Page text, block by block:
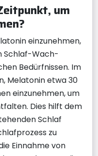
um
einzunehmen,
Schlaf-Wach-
Bedürfnissen. Im
Melatonin etwa 30
einzunehmen, um
Dies hilft dem
Schlaf
zu
Einnahme von